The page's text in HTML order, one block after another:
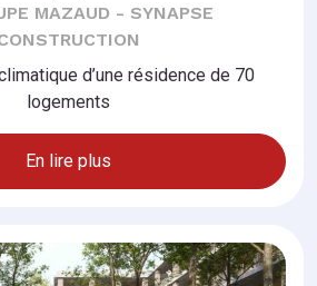
MAZAUD - SYNAPSE
d’une résidence de 70
logements
En lire plus